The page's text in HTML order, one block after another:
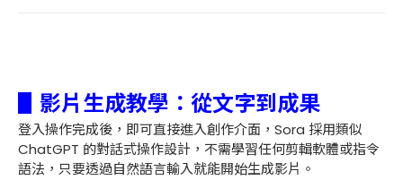
▋影片生成教學：從文字到成果
登入操作完成後，即可直接進入創作介面，Sora 採用類似
ChatGPT 的對話式操作設計，不需學習任何剪輯軟體或指令
語法，只要透過自然語言輸入就能開始生成影片。